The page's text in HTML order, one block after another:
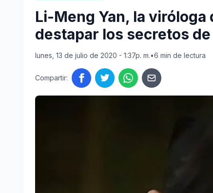
Li-Meng Yan, la viróloga
destapar los secretos
lunes, 13 de julio de 2020 - 1:37p. m.•6 min de lectura
Compartir: